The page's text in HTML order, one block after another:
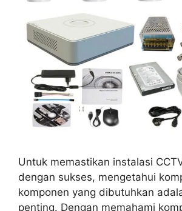
Untuk memastikan instalasi
dengan sukses, mengetahui
komponen yang dibutuhkan
penting. Dengan memahami